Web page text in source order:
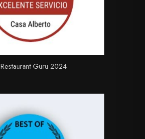
Restaurant Guru 2024